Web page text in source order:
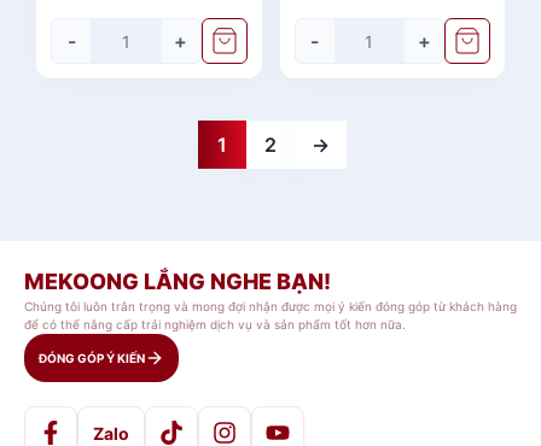
- + - +
1 2 →
MEKOONG LẮNG NGHE BẠN!
Chúng tôi luôn trân trọng và mong đợi nhận được mọi ý kiến đóng góp từ khách hàng
để có thể nâng cấp trải nghiệm dịch vụ và sản phẩm tốt hơn nữa.
ĐÓNG GÓP Ý KIẾN
Zalo